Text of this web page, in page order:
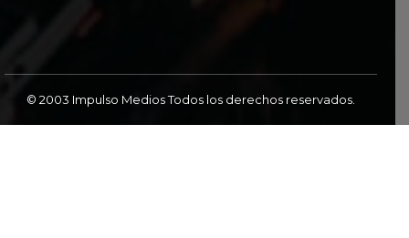
© 2003 Impulso Medios Todos los derechos reservados.